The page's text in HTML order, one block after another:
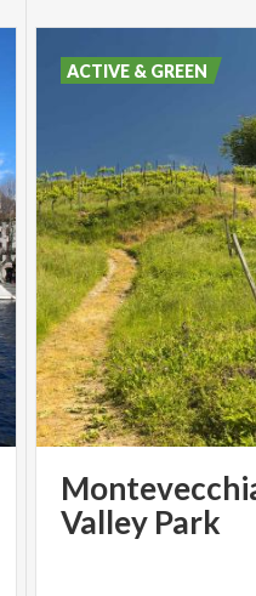
Valley Park
ACTIVE & GREEN